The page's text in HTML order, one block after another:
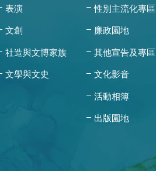
表演
文創
社造與文博家族
文學與文史
性別主流化專區
廉政園地
其他宣告及專區
文化影音
活動相簿
出版園地